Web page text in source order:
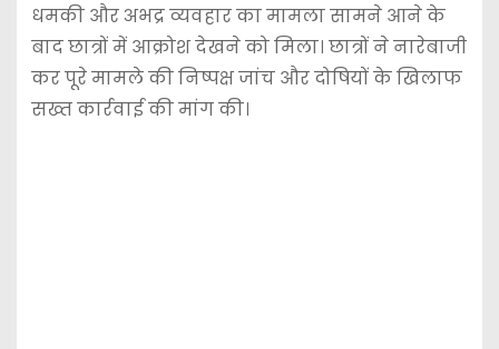
धमकी और अभद्र व्यवहार का मामला सामने आने के
बाद छात्रों में आक्रोश देखने को मिला। छात्रों ने नारेबाजी
कर पूरे मामले की निष्पक्ष जांच और दोषियों के खिलाफ
सख्त कार्रवाई की मांग की।